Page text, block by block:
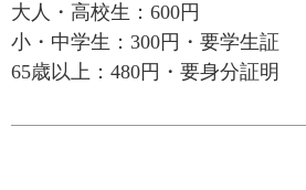
大人・高校生：600円
小・中学生：300円・要学生証
65歳以上：480円・要身分証明